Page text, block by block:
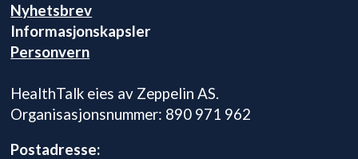
Nyhetsbrev
Informasjonskapsler
Personvern
HealthTalk eies av Zeppelin AS.
Organisasjonsnummer: 890 971 962
Postadresse: